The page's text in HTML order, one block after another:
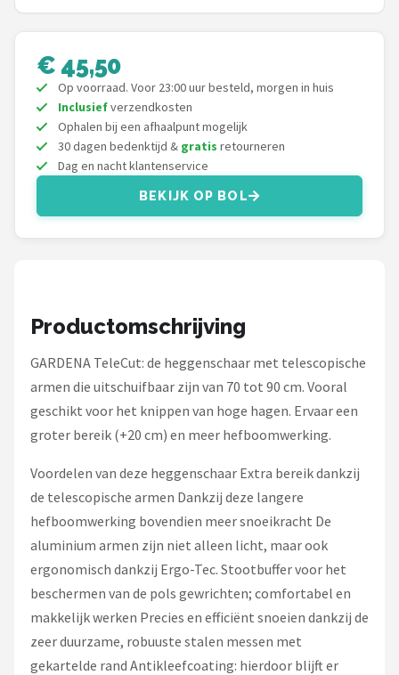
€ 45,50
Op voorraad. Voor 23:00 uur besteld, morgen in huis
Inclusiefverzendkosten
Ophalen bij een afhaalpunt mogelijk
30 dagen bedenktijd & gratis retourneren
Dag en nacht klantenservice
BEKIJK OP BOL
Productomschrijving
GARDENA TeleCut: de heggenschaar met telescopische
armen die uitschuifbaar zijn van 70 tot 90 cm. Vooral
geschikt voor het knippen van hoge hagen. Ervaar een
groter bereik (+20 cm) en meer hefboomwerking.
Voordelen van deze heggenschaar Extra bereik dankzij
de telescopische armen Dankzij deze langere
hefboomwerking bovendien meer snoeikracht De
aluminium armen zijn niet alleen licht, maar ook
ergonomisch dankzij Ergo-Tec. Stootbuffer voor het
beschermen van de pols gewrichten; comfortabel en
makkelijk werken Precies en efficiënt snoeien dankzij de
zeer duurzame, robuuste stalen messen met
gekartelde rand Antikleefcoating: hierdoor blijft er